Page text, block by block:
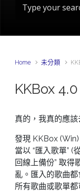
Home 未分類
KKBox
真的，我真的應
發現 KKBox
當以 “匯入歌單” (
回線上備份” 取得
亂。匯入的歌曲都
所有歌曲或歌單